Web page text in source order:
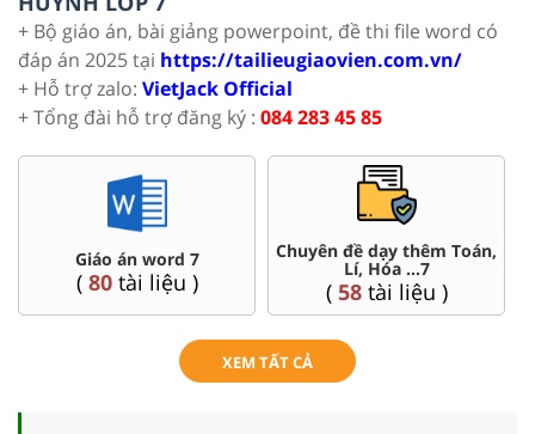
+ Bộ giáo án, bài giảng powerpoint, đề thi file word có
đáp án 2025 tại https://tailieugiaovien.com.vn/
+ Hỗ trợ zalo: VietJack Official
+ Tổng đài hỗ trợ đăng ký : 084 283 45 85
Giáo án word 7
( 80tài liệu )
Chuyên đề dạy thêm Toán,
Lí, Hóa ...7
( 58tài liệu )
XEM TẤT CẢ